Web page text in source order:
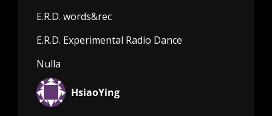
E.R.D. words&rec
E.R.D. Experimental Radio Dance
Nulla
HsiaoYing